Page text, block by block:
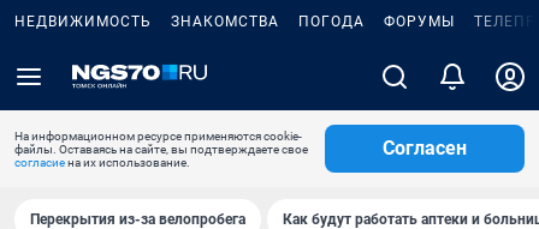
НЕДВИЖИМОСТЬ ЗНАКОМСТВА ПОГОДА ФОРУМЫ
На информационном ресурсе применяются cookie-
файлы. Оставаясь на сайте, вы подтверждаете свое
согласиена их использование.
Согласен
Перекрытия из-за велопробега Как будут работать аптеки и